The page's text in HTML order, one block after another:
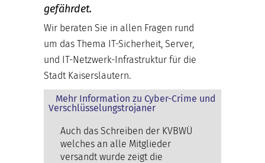
gefährdet.
Wir beraten Sie in allen Fragen rund
um das Thema IT-Sicherheit, Server,
und IT-Netzwerk-Infrastruktur für die
Stadt Kaiserslautern.
Mehr Information zu Cyber-Crime und
Verschlüsselungstrojaner
Auch das Schreiben der KVBWÜ
welches an alle Mitglieder
versandt wurde zeigt die